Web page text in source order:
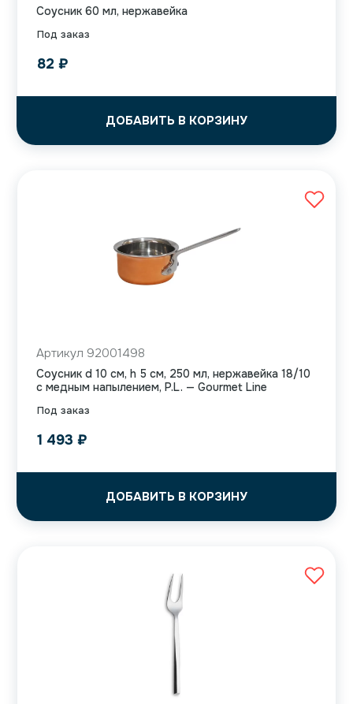
Под заказ
Соусник 60 мл, нержавейка
82 ₽
ДОБАВИТЬ В КОРЗИНУ
Под заказ
Артикул 92001498
Соусник d 10 см, h 5 см, 250 мл, нержавейка 18/10
с медным напылением, P.L. — Gourmet Line
1 493 ₽
ДОБАВИТЬ В КОРЗИНУ